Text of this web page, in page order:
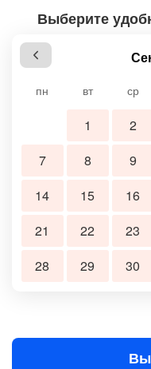
Выберите
пн вт ср
1 2
7
8 9
14
15 16
21
22 23
28
29 30